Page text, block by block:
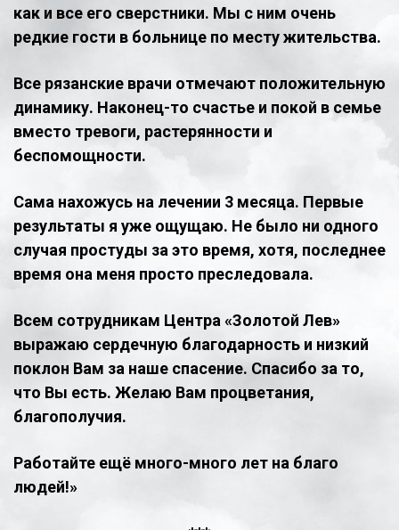
как и все его сверстники. Мы с ним очень
редкие гости в больнице по месту жительства.
Все рязанские врачи отмечают положительную
динамику. Наконец-то счастье и покой в семье
вместо тревоги, растерянности и
беспомощности.
Сама нахожусь на лечении 3 месяца. Первые
результаты я уже ощущаю. Не было ни одного
случая простуды за это время, хотя, последнее
время она меня просто преследовала.
Всем сотрудникам Центра «Золотой Лев»
выражаю сердечную благодарность и низкий
поклон Вам за наше спасение. Спасибо за то,
что Вы есть. Желаю Вам процветания,
благополучия.
Работайте ещё много-много лет на благо
людей!»